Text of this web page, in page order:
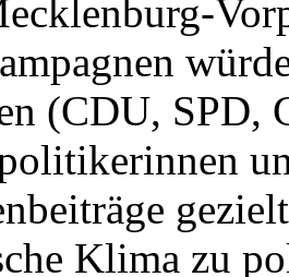
(CDU, SPD,
Klima zu